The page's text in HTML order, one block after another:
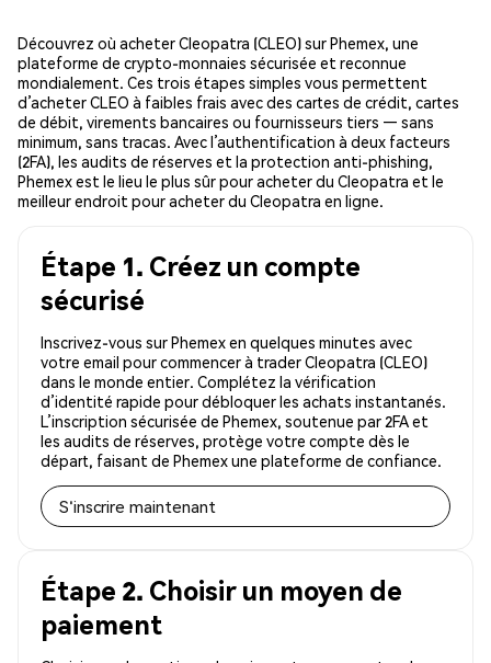
Découvrez où acheter Cleopatra (CLEO) sur Phemex, une
plateforme de crypto-monnaies sécurisée et reconnue
mondialement. Ces trois étapes simples vous permettent
d’acheter CLEO à faibles frais avec des cartes de crédit, cartes
de débit, virements bancaires ou fournisseurs tiers — sans
minimum, sans tracas. Avec l’authentification à deux facteurs
(2FA), les audits de réserves et la protection anti-phishing,
Phemex est le lieu le plus sûr pour acheter du Cleopatra et le
meilleur endroit pour acheter du Cleopatra en ligne.
Étape 1. Créez un compte
sécurisé
Inscrivez-vous sur Phemex en quelques minutes avec
votre email pour commencer à trader Cleopatra (CLEO)
dans le monde entier. Complétez la vérification
d’identité rapide pour débloquer les achats instantanés.
L’inscription sécurisée de Phemex, soutenue par 2FA et
les audits de réserves, protège votre compte dès le
départ, faisant de Phemex une plateforme de confiance.
S'inscrire maintenant
Étape 2. Choisir un moyen de
paiement